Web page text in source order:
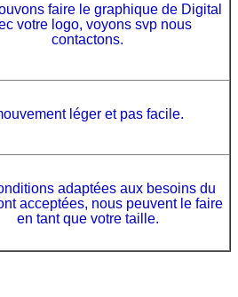
faire le graphique de Digital
votre logo, voyons svp nous
contactons.
léger et pas facile.
adaptées aux besoins du
acceptées, nous peuvent le faire
en tant que votre taille.